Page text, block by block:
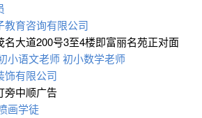
教育咨询有限公司
大道200号3至4楼即富丽名苑正对面
小语文老师初小数学老师
饰有限公司
旁中顺广告
画学徒